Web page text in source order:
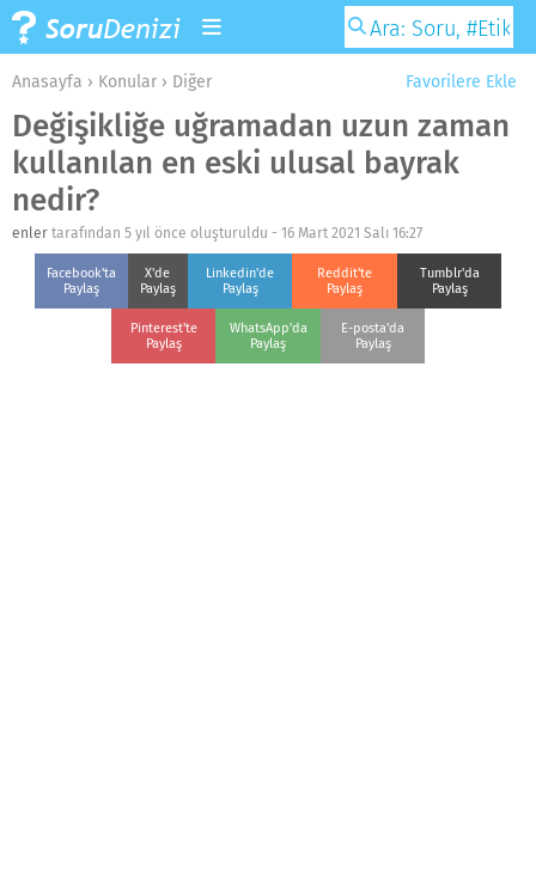
Favorilere Ekle
Anasayfa › Konular › Diğer
Değişikliğe uğramadan uzun zaman
kullanılan en eski ulusal bayrak
nedir?
enler tarafından 5 yıl önce oluşturuldu - 16 Mart 2021 Salı 16:27
Facebook'ta
Paylaş
X'de
Paylaş
Linkedin'de
Paylaş
Reddit'te
Paylaş
Tumblr'da
Paylaş
Pinterest'te
Paylaş
WhatsApp'da
Paylaş
E-posta'da
Paylaş